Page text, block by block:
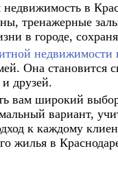
недвижимость в
тренажерные
в городе,
недвижимости
Она становится
друзей.
вам широкий
вариант,
к каждому
жилья в